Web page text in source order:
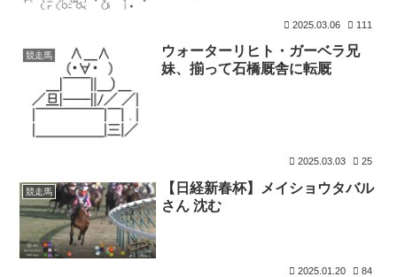
2025.03.06 111
競走馬
ウォーターリヒト・ガーベラ兄
妹、揃って石橋厩舎に転厩
2025.03.03 25
競走馬
【日経新春杯】メイショウタバル
さん 沈む
2025.01.20 84